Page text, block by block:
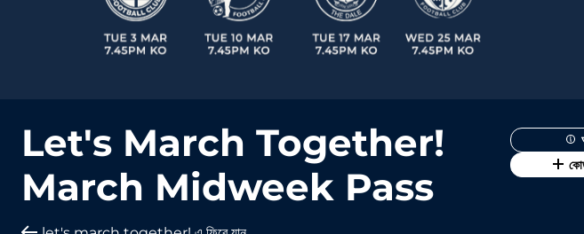
Let's March Together!
March Midweek Pass